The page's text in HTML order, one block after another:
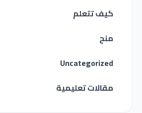
كيف تتعلم
منح
Uncategorized
مقالات تعليمية